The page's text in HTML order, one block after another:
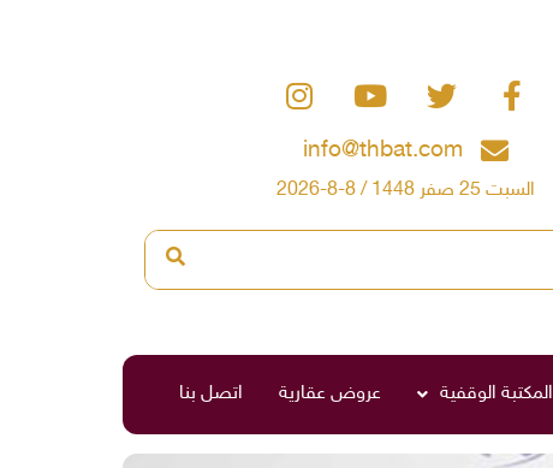
info@thbat.com
السبت 25 صفر 1448 / 8-8-2026
المكتبة الوقفية عروض عقارية اتصل بنا